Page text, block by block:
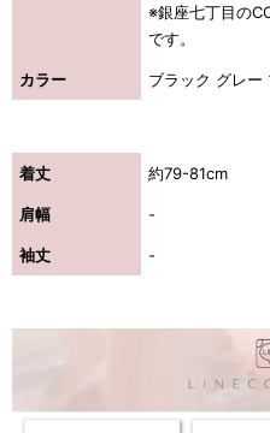
※銀座七丁目の
です。
カラー ブラック グレー
着丈 約79-81cm
肩幅 -
袖丈 -
エレガンスをひとさじー
エット。 夏の視線を独り占めする「夏